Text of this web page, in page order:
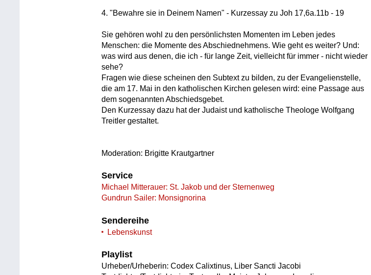
4. "Bewahre sie in Deinem Namen" - Kurzessay zu Joh 17,6a.11b - 19
Sie gehören wohl zu den persönlichsten Momenten im Leben jedes
Menschen: die Momente des Abschiednehmens. Wie geht es weiter? Und:
was wird aus denen, die ich - für lange Zeit, vielleicht für immer - nicht wieder
sehe?
Fragen wie diese scheinen den Subtext zu bilden, zu der Evangelienstelle,
die am 17. Mai in den katholischen Kirchen gelesen wird: eine Passage aus
dem sogenannten Abschiedsgebet.
Den Kurzessay dazu hat der Judaist und katholische Theologe Wolfgang
Treitler gestaltet.
Moderation: Brigitte Krautgartner
Service
Michael Mitterauer: St. Jakob und der Sternenweg
Gundrun Sailer: Monsignorina
Sendereihe
Lebenskunst
Playlist
Urheber/Urheberin: Codex Calixtinus, Liber Sancti Jacobi